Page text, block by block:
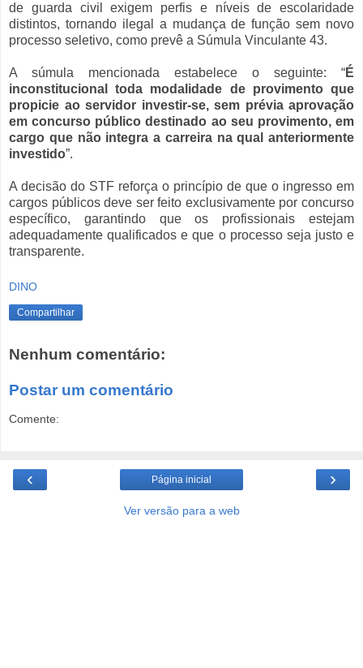
de guarda civil exigem perfis e níveis de escolaridade
distintos, tornando ilegal a mudança de função sem novo
processo seletivo, como prevê a Súmula Vinculante 43.
A súmula mencionada estabelece o seguinte: “É
inconstitucional toda modalidade de provimento que
propicie ao servidor investir-se, sem prévia aprovação
em concurso público destinado ao seu provimento, em
cargo que não integra a carreira na qual anteriormente
investido”.
A decisão do STF reforça o princípio de que o ingresso em
cargos públicos deve ser feito exclusivamente por concurso
específico, garantindo que os profissionais estejam
adequadamente qualificados e que o processo seja justo e
transparente.
DINO
Compartilhar
Nenhum comentário:
Postar um comentário
Comente:
‹ ›
Página inicial
Ver versão para a web